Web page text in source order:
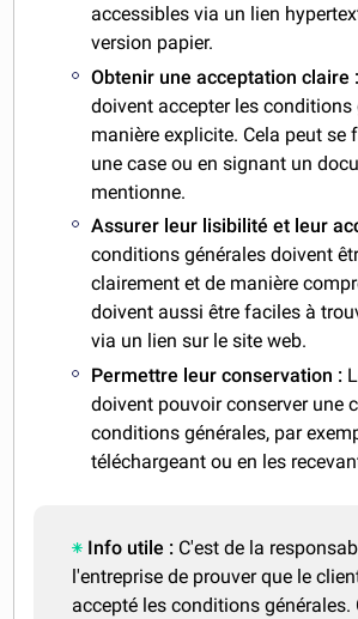
accessibles via un lien
version papier.
Obtenir une acceptation claire :
doivent accepter les conditions
manière explicite. Cela peut se
une case ou en signant un
mentionne.
Assurer leur lisibilité et leur
conditions générales doivent
clairement et de manière
doivent aussi être faciles à
via un lien sur le site web.
Permettre leur conservation :
doivent pouvoir conserver une
conditions générales, par
téléchargeant ou en les
Info utile : C'est de la
l'entreprise de prouver que le
accepté les conditions générales.